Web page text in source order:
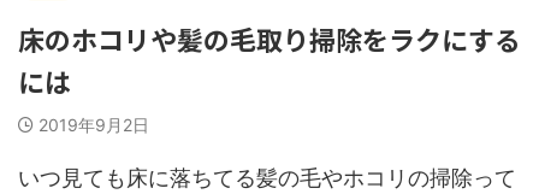
床のホコリや髪の毛取り掃除をラクにする
には
2019年9月2日
いつ見ても床に落ちてる髪の毛やホコリの掃除って